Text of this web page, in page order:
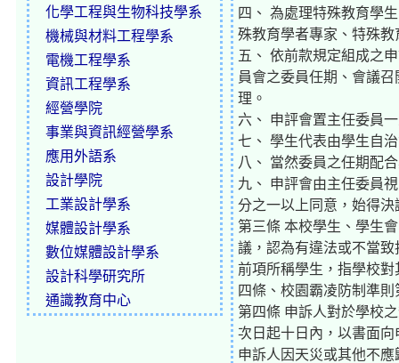
化學工程與生物科技學系
機械與材料工程學系
電機工程學系
資訊工程學系
經營學院
事業與資訊經營學系
應用外語系
設計學院
工業設計學系
媒體設計學系
數位媒體設計學系
設計科學研究所
通識教育中心
四、 為處理特殊教育學
殊教育學者專家、特殊
五、 依前款規定組成之
員會之委員任期、會議
理。
六、 申評會置主任委員
七、 學生代表由學生自
八、 當然委員之任期配
九、 申評會由主任委員
分之一以上同意，始得決
第三條 本校學生、學生
議，認為有違法或不當
前項所稱學生，指學校
四條、校園霸凌防制準
第四條 申訴人對於學校
次日起十日內，以書面
申訴人因天災或其他不